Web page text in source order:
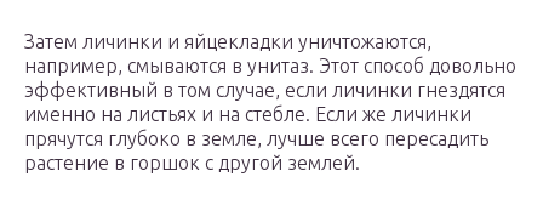
Затем личинки и яйцекладки уничтожаются,
например, смываются в унитаз. Этот способ довольно
эффективный в том случае, если личинки гнездятся
именно на листьях и на стебле. Если же личинки
прячутся глубоко в земле, лучше всего пересадить
растение в горшок с другой землей.